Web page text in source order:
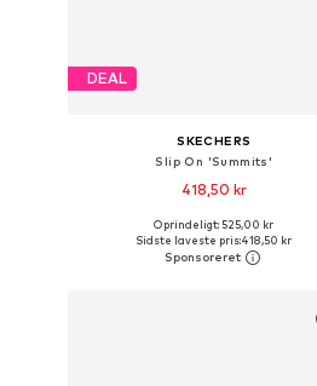
DEAL
SKECHERS
Slip On 'Summits'
418,50 kr
Fås i mange størrelser
Føj til indkøbskurv
Oprindeligt: 525,00 kr
Sidste laveste pris:418,50 kr